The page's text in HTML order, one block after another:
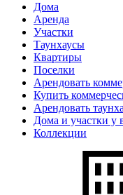
Дома
Аренда
Участки
Таунхаусы
Квартиры
Поселки
Арендовать
Купить
Арендовать
Дома и участки у
Коллекции